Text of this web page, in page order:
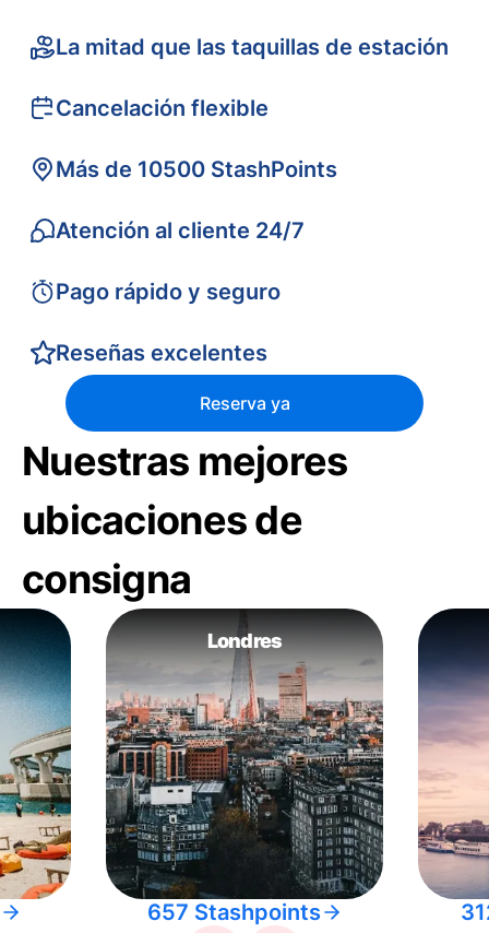
La mitad que las taquillas de estación
Cancelación flexible
Más de 10500 StashPoints
Atención al cliente 24/7
Pago rápido y seguro
Reseñas excelentes
Reserva ya
Nuestras mejores
ubicaciones de
consigna
Londres
657 Stashpoints